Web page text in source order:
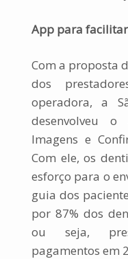
App para
Com a proposta
dos
operadora, a
desenvolveu
Imagens e
Com ele, os
esforço para o
guia dos
por 87% dos
ou seja,
pagamentos em